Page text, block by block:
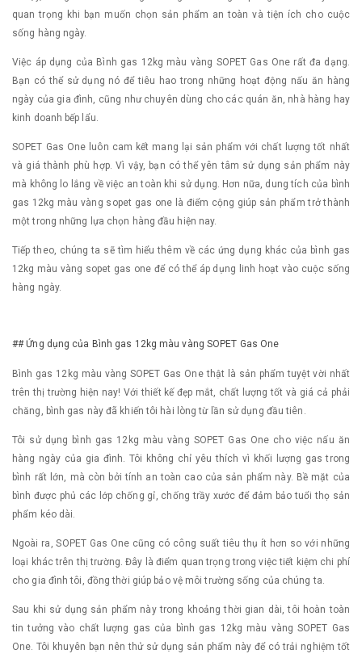
quan trọng khi bạn muốn chọn sản phẩm an toàn và tiện ích cho cuộc
sống hàng ngày.
Việc áp dụng của Bình gas 12kg màu vàng SOPET Gas One rất đa dạng.
Bạn có thể sử dụng nó để tiêu hao trong những hoạt động nấu ăn hàng
ngày của gia đình, cũng như chuyên dùng cho các quán ăn, nhà hàng hay
kinh doanh bếp lẩu.
SOPET Gas One luôn cam kết mang lại sản phẩm với chất lượng tốt nhất
và giá thành phù hợp. Vì vậy, bạn có thể yên tâm sử dụng sản phẩm này
mà không lo lắng về việc an toàn khi sử dụng. Hơn nữa, dung tích của bình
gas 12kg màu vàng sopet gas one là điểm cộng giúp sản phẩm trở thành
một trong những lựa chọn hàng đầu hiện nay.
Tiếp theo, chúng ta sẽ tìm hiểu thêm về các ứng dụng khác của bình gas
12kg màu vàng sopet gas one để có thể áp dụng linh hoạt vào cuộc sống
hàng ngày.
## Ứng dụng của Bình gas 12kg màu vàng SOPET Gas One
Bình gas 12kg màu vàng SOPET Gas One thật là sản phẩm tuyệt vời nhất
trên thị trường hiện nay! Với thiết kế đẹp mắt, chất lượng tốt và giá cả phải
chăng, bình gas này đã khiến tôi hài lòng từ lần sử dụng đầu tiên.
Tôi sử dụng bình gas 12kg màu vàng SOPET Gas One cho việc nấu ăn
hàng ngày của gia đình. Tôi không chỉ yêu thích vì khối lượng gas trong
bình rất lớn, mà còn bởi tính an toàn cao của sản phẩm này. Bề mặt của
bình được phủ các lớp chống gỉ, chống trầy xước để đảm bảo tuổi thọ sản
phẩm kéo dài.
Ngoài ra, SOPET Gas One cũng có công suất tiêu thụ ít hơn so với những
loại khác trên thị trường. Đây là điểm quan trọng trong việc tiết kiệm chi phí
cho gia đình tôi, đồng thời giúp bảo vệ môi trường sống của chúng ta.
Sau khi sử dụng sản phẩm này trong khoảng thời gian dài, tôi hoàn toàn
tin tưởng vào chất lượng gas của bình gas 12kg màu vàng SOPET Gas
One. Tôi khuyên bạn nên thử sử dụng sản phẩm này để có trải nghiệm tốt